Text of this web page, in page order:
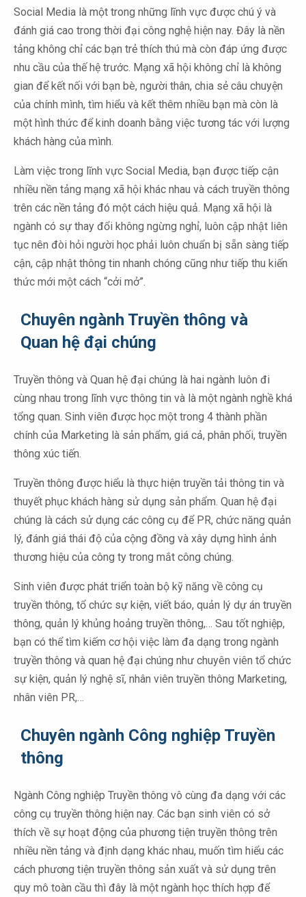
Social Media là một trong những lĩnh vực được chú ý và
đánh giá cao trong thời đại công nghệ hiện nay. Đây là nền
tảng không chỉ các bạn trẻ thích thú mà còn đáp ứng được
nhu cầu của thế hệ trước. Mạng xã hội không chỉ là không
gian để kết nối với bạn bè, người thân, chia sẻ câu chuyện
của chính mình, tìm hiểu và kết thêm nhiều bạn mà còn là
một hình thức để kinh doanh bằng việc tương tác với lượng
khách hàng của mình.
Làm việc trong lĩnh vực Social Media, bạn được tiếp cận
nhiều nền tảng mạng xã hội khác nhau và cách truyền thông
trên các nền tảng đó một cách hiệu quả. Mạng xã hội là
ngành có sự thay đổi không ngừng nghỉ, luôn cập nhật liên
tục nên đòi hỏi người học phải luôn chuẩn bị sẵn sàng tiếp
cận, cập nhật thông tin nhanh chóng cũng như tiếp thu kiến
thức mới một cách “cởi mở”.
Chuyên ngành Truyền thông và
Quan hệ đại chúng
Truyền thông và Quan hệ đại chúng là hai ngành luôn đi
cùng nhau trong lĩnh vực thông tin và là một ngành nghề khá
tổng quan. Sinh viên được học một trong 4 thành phần
chính của Marketing là sản phẩm, giá cả, phân phối, truyền
thông xúc tiến.
Truyền thông được hiểu là thực hiện truyền tải thông tin và
thuyết phục khách hàng sử dụng sản phẩm. Quan hệ đại
chúng là cách sử dụng các công cụ để PR, chức năng quản
lý, đánh giá thái độ của cộng đồng và xây dựng hình ảnh
thương hiệu của công ty trong mắt công chúng.
Sinh viên được phát triển toàn bộ kỹ năng về công cụ
truyền thông, tổ chức sự kiện, viết báo, quản lý dự án truyền
thông, quản lý khủng hoảng truyền thông,… Sau tốt nghiệp,
bạn có thể tìm kiếm cơ hội việc làm đa dạng trong ngành
truyền thông và quan hệ đại chúng như chuyên viên tổ chức
sự kiện, quản lý nghệ sĩ, nhân viên truyền thông Marketing,
nhân viên PR,…
Chuyên ngành Công nghiệp Truyền
thông
Ngành Công nghiệp Truyền thông vô cùng đa dạng với các
công cụ truyền thông hiện nay. Các bạn sinh viên có sở
thích về sự hoạt động của phương tiện truyền thông trên
nhiều nền tảng và định dạng khác nhau, muốn tìm hiểu các
cách phương tiện truyền thông sản xuất và sử dụng trên
quy mô toàn cầu thì đây là một ngành học thích hợp để